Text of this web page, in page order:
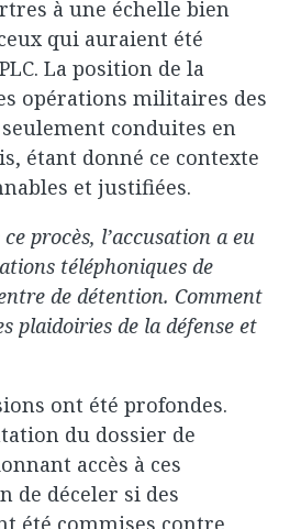
à une échelle bien
qui auraient été
La position de la
opérations militaires des
conduites en
étant donné ce contexte
et justifiées.
procès, l’accusation a eu
téléphoniques de
de détention. Comment
plaidoiries de la défense et
ont été profondes.
du dossier de
accès à ces
de déceler si des
été commises contre